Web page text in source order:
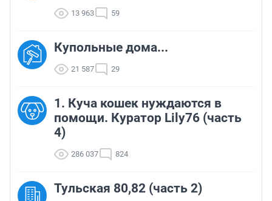
13 963 59
Купольные дома...
21 587 29
1. Куча кошек нуждаются в
помощи. Куратор Lily76 (часть
4)
286 037 824
Тульская 80,82 (часть 2)